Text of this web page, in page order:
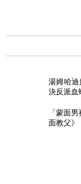
湯姆哈
決反派血
「蒙面
面教父》